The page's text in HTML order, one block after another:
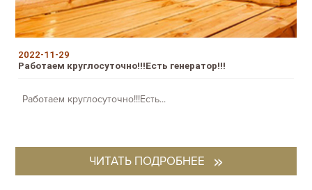
2022-11-29
Работаем круглосуточно!!!Есть генератор!!!
Работаем круглосуточно!!!Есть...
ЧИТАТЬ ПОДРОБНЕЕ